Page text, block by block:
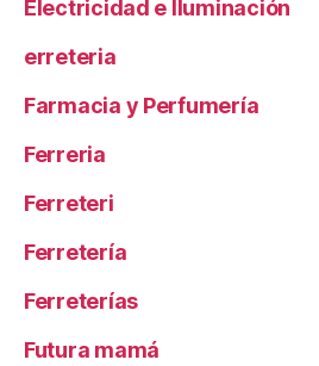
Electricidad e Iluminación
erreteria
Farmacia y Perfumería
Ferreria
Ferreteri
Ferretería
Ferreterías
Futura mamá